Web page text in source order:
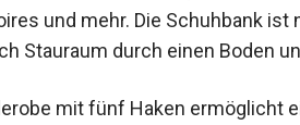
und mehr. Die Schuhbank
Stauraum durch einen Boden
mit fünf Haken ermöglicht